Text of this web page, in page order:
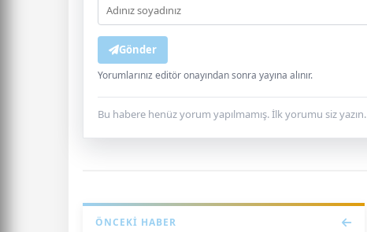
Gönder
Yorumlarınız editör onayından sonra yayına alınır.
Bu habere henüz yorum yapılmamış. İlk yorumu siz yazın.
ÖNCEKI HABER